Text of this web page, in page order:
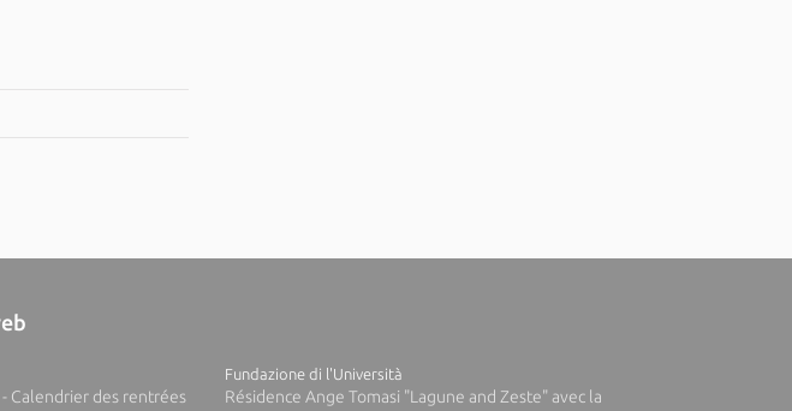
Calendrier des rentrées
Fundazione di l'Università
Résidence Ange Tomasi "Lagune and Zeste" avec la